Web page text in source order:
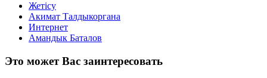
Жетісу
Акимат Талдыкоргана
Интернет
Амандык Баталов
Это может Вас заинтересовать